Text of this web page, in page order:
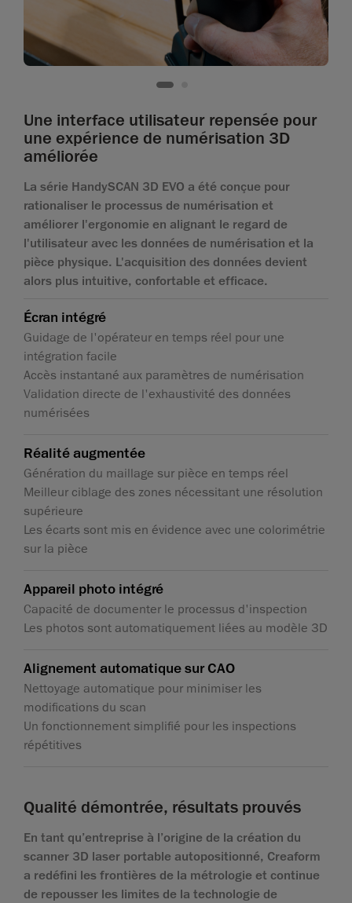
Une interface utilisateur repensée pour
une expérience de numérisation 3D
améliorée
La série HandySCAN 3D EVO a été conçue pour
rationaliser le processus de numérisation et
améliorer l'ergonomie en alignant le regard de
l'utilisateur avec les données de numérisation et la
pièce physique. L'acquisition des données devient
alors plus intuitive, confortable et efficace.
Écran intégré
Guidage de l'opérateur en temps réel pour une
intégration facile
Accès instantané aux paramètres de numérisation
Validation directe de l'exhaustivité des données
numérisées
Réalité augmentée
Génération du maillage sur pièce en temps réel
Meilleur ciblage des zones nécessitant une résolution
supérieure
Les écarts sont mis en évidence avec une colorimétrie
sur la pièce
Appareil photo intégré
Capacité de documenter le processus d'inspection
Les photos sont automatiquement liées au modèle 3D
Alignement automatique sur CAO
Nettoyage automatique pour minimiser les
modifications du scan
Un fonctionnement simplifié pour les inspections
répétitives
Qualité démontrée, résultats prouvés
En tant qu’entreprise à l’origine de la création du
scanner 3D laser portable autopositionné, Creaform
a redéfini les frontières de la métrologie et continue
de repousser les limites de la technologie de